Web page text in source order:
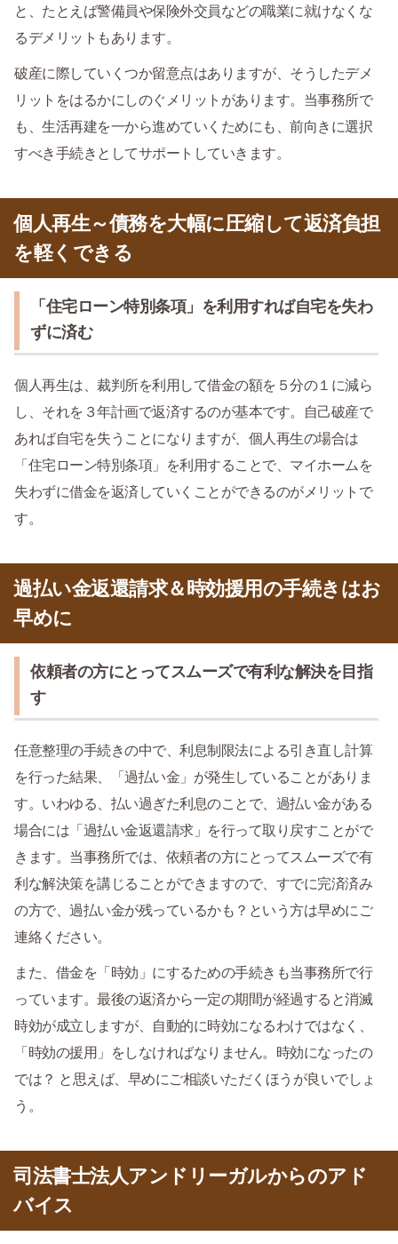
と、たとえば警備員や保険外交員などの職業に就けなくな
るデメリットもあります。
破産に際していくつか留意点はありますが、そうしたデメ
リットをはるかにしのぐメリットがあります。当事務所で
も、生活再建を一から進めていくためにも、前向きに選択
すべき手続きとしてサポートしていきます。
個人再生～債務を大幅に圧縮して返済負担
を軽くできる
「住宅ローン特別条項」を利用すれば自宅を失わ
ずに済む
個人再生は、裁判所を利用して借金の額を５分の１に減ら
し、それを３年計画で返済するのが基本です。自己破産で
あれば自宅を失うことになりますが、個人再生の場合は
「住宅ローン特別条項」を利用することで、マイホームを
失わずに借金を返済していくことができるのがメリットで
す。
過払い金返還請求＆時効援用の手続きはお
早めに
依頼者の方にとってスムーズで有利な解決を目指
す
任意整理の手続きの中で、利息制限法による引き直し計算
を行った結果、「過払い金」が発生していることがありま
す。いわゆる、払い過ぎた利息のことで、過払い金がある
場合には「過払い金返還請求」を行って取り戻すことがで
きます。当事務所では、依頼者の方にとってスムーズで有
利な解決策を講じることができますので、すでに完済済み
の方で、過払い金が残っているかも？という方は早めにご
連絡ください。
また、借金を「時効」にするための手続きも当事務所で行
っています。最後の返済から一定の期間が経過すると消滅
時効が成立しますが、自動的に時効になるわけではなく、
「時効の援用」をしなければなりません。時効になったの
では？ と思えば、早めにご相談いただくほうが良いでしょ
う。
司法書士法人アンドリーガルからのアド
バイス